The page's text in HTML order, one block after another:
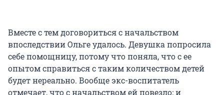
Вместе с тем договориться с начальством
впоследствии Ольге удалось. Девушка попросила
себе помощницу, потому что поняла, что с ее
опытом справиться с таким количеством детей
будет нереально. Вообще экс-воспитатель
отмечает, что с начальством ей повезло: и